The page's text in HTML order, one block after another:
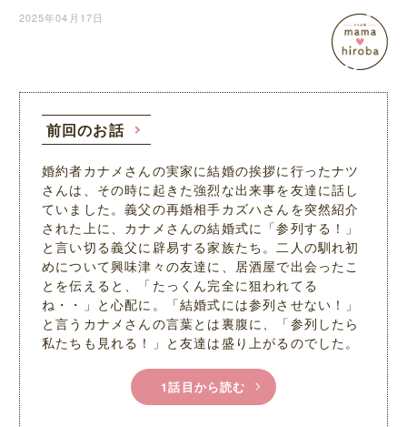
2025年04月17日
前回のお話
婚約者カナメさんの実家に結婚の挨拶に行ったナツ
さんは、その時に起きた強烈な出来事を友達に話し
ていました。義父の再婚相手カズハさんを突然紹介
された上に、カナメさんの結婚式に「参列する！」
と言い切る義父に辟易する家族たち。二人の馴れ初
めについて興味津々の友達に、居酒屋で出会ったこ
とを伝えると、「たっくん完全に狙われてる
ね・・」と心配に。「結婚式には参列させない！」
と言うカナメさんの言葉とは裏腹に、「参列したら
私たちも見れる！」と友達は盛り上がるのでした。
1話目から読む